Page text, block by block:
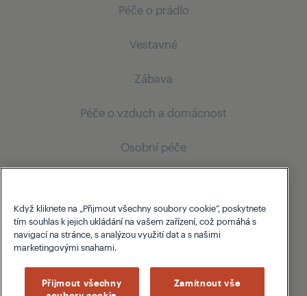
Chlazení
Vestavné lednice s mrazákem
Vaření
Péče o prádlo
Pračky
Volně stojící pračky
Vestavné
Chlazení
Vestavné lednice s mrazákem
Mytí nádobí
Zábava
Televize
Ultra HD
Péče o vzduch a domácnost
Vysavače
Osobní péče
Vysoušeče vlasů
Kulmy
Digitální značení
O Grundig
Když kliknete na „Přijmout všechny soubory cookie“, poskytnete
tím souhlas k jejich ukládání na vašem zařízení, což pomáhá s
navigací na stránce, s analýzou využití dat a s našimi
marketingovými snahami.
Přijmout všechny
Zamítnout vše